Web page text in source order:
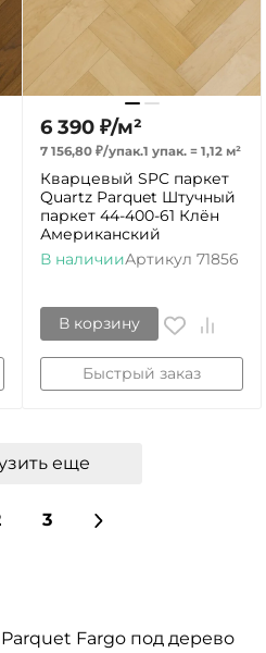
6 390 ₽/м²
7 156,80 ₽/упак.1 упак. = 1,12 м²
Кварцевый SPC паркет
Quartz Parquet Штучный
паркет 44-400-61 Клён
Американский
В наличииАртикул 71856
В корзину
Быстрый заказ
еще
3
Fargo под дерево